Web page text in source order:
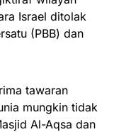
Israel ditolak
(PBB) dan
tawaran
mungkin tidak
Al-Aqsa dan